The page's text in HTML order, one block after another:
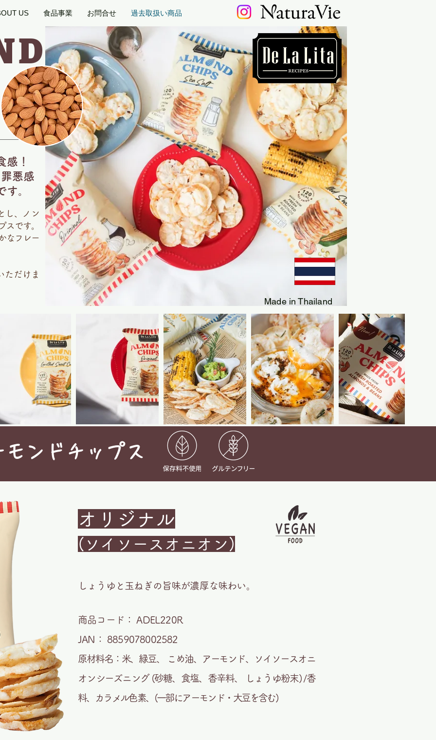
US 食品事業 お問合せ 過去取扱い商品
感！
悪感
。
し、ノン
スです。
なフレー
ただけま
Made in Thailand
モンドチップス
オリジナル
(ソイソースオニオン)
しょうゆと玉ねぎの旨味が濃厚な味わい。
商品コード： ADEL220R
JAN： 8859078002582
原材料名：米、緑豆、 こめ油、アーモンド、ソイソースオニ
オンシーズニング (砂糖、食塩、香辛料、 しょうゆ粉末) /香
料、カラメル色素、(一部にアーモンド・大豆を含む)